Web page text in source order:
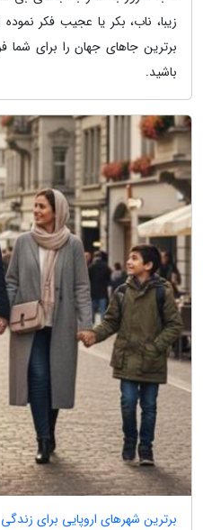
برترین جاهای جهان را برای شما
باشید.
برترین شهرهای اروپایی برای زندگی